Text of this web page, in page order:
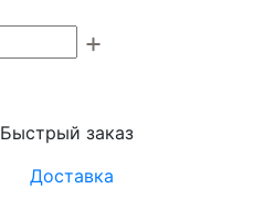
Быстрый заказ
Доставка